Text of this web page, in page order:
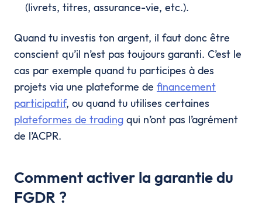
(livrets, titres, assurance-vie, etc.).
Quand tu investis ton argent, il faut donc être
conscient qu’il n’est pas toujours garanti. C’est le
cas par exemple quand tu participes à des
projets via une plateforme de financement
participatif, ou quand tu utilises certaines
plateformes de trading qui n’ont pas l’agrément
de l’ACPR.
Comment activer la garantie du
FGDR ?